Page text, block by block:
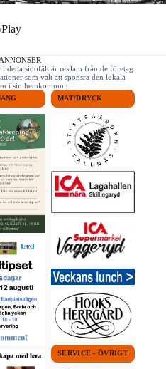
Play
detta sidofält är reklam från de företag
som valt att sponsra den lokala
i sin hemkommun.
MAT/DRYCK
SERVICE - ÖVRIGT